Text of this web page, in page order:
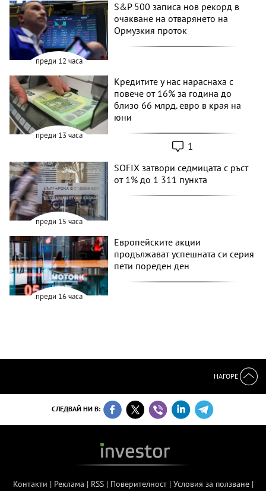
преди 12 часа
S&P 500 записа нов рекорд в
очакване на отварянето на
Ормузкия проток
преди 13 часа
Кредитите у нас нараснаха с
повече от 16% за година до
близо 66 млрд. евро в края на
юни
1
преди 15 часа
SOFIX затвори седмицата с ръст
от 1% до 1 311 пункта
преди 16 часа
Европейските акции
продължават успешната си серия
пети пореден ден
НАГОРЕ
СЛЕДВАЙ НИ В:
Контакти | Реклама | RSS| Поверителност| Условия за ползване|